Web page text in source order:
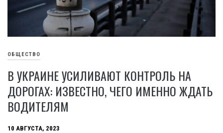
ОБЩЕСТВО
В УКРАИНЕ УСИЛИВАЮТ КОНТРОЛЬ НА
ДОРОГАХ: ИЗВЕСТНО, ЧЕГО ИМЕННО ЖДАТЬ
ВОДИТЕЛЯМ
10 АВГУСТА, 2023